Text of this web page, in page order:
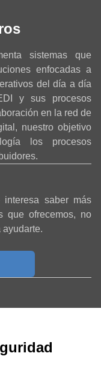
sistemas que
enfocadas a
del día a día
y sus procesos
en la red de
nuestro objetivo
los procesos
saber más
que ofrecemos, no
ayudarte.